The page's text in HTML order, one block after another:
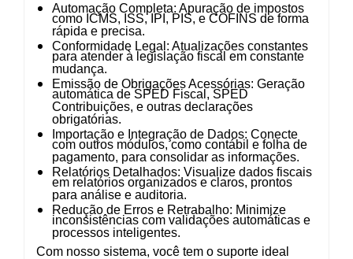
Automação Completa: Apuração de impostos
como ICMS, ISS, IPI, PIS, e COFINS de forma
rápida e precisa.
Conformidade Legal : Atualizações constantes
para atender à legislação fiscal em constante
mudança.
Emissão de Obrigações Acessórias: Geração
automática de SPED Fiscal, SPED
Contribuições, e outras declarações
obrigatórias.
Importação e Integração de Dados: Conecte
com outros módulos, como contábil e folha de
pagamento, para consolidar as informações.
Relatórios Detalhados: Visualize dados fiscais
em relatórios organizados e claros, prontos
para análise e auditoria.
Redução de Erros e Retrabalho: Minimize
inconsistências com validações automáticas e
processos inteligentes.
Com nosso sistema, você tem o suporte ideal